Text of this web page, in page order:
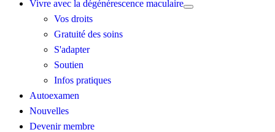
Vivre avec la dégénérescence maculaire
Vos droits
Gratuité des soins
S'adapter
Soutien
Infos pratiques
Autoexamen
Nouvelles
Devenir membre